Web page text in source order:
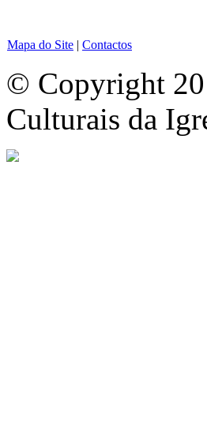
Mapa do Site | Contactos
© Copyright
Culturais da